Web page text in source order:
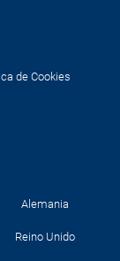
de Cookies
Alemania
Reino Unido